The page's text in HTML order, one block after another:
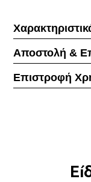
Αποστολή &
Επιστροφή